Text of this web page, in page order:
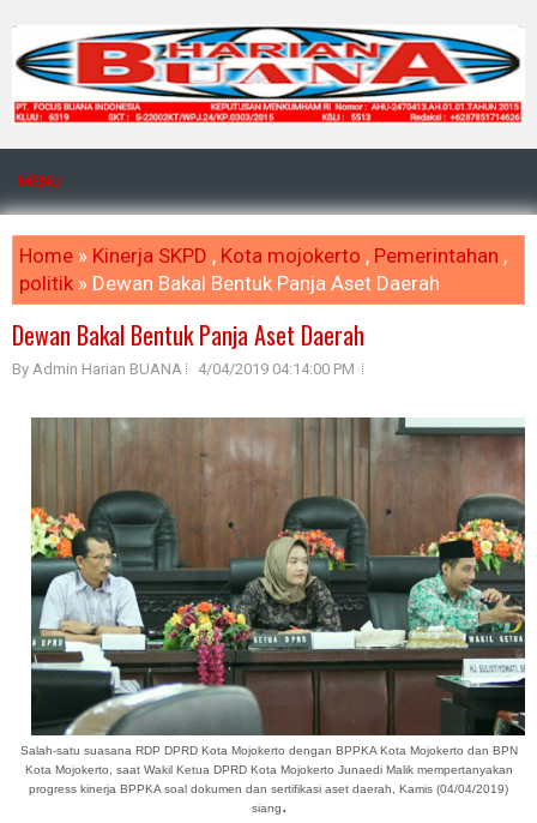
MENU
Home » Kinerja SKPD , Kota mojokerto , Pemerintahan ,
politik » Dewan Bakal Bentuk Panja Aset Daerah
Dewan Bakal Bentuk Panja Aset Daerah
By Admin Harian BUANA 4/04/2019 04:14:00 PM
Salah-satu suasana RDP DPRD Kota Mojokerto dengan BPPKA Kota Mojokerto dan BPN
Kota Mojokerto, saat Wakil Ketua DPRD Kota Mojokerto Junaedi Malik mempertanyakan
progress kinerja BPPKA soal dokumen dan sertifikasi aset daerah, Kamis (04/04/2019)
siang.